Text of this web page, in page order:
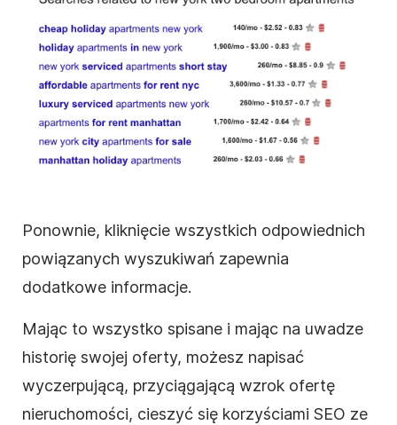
Ponownie, kliknięcie wszystkich odpowiednich
powiązanych wyszukiwań zapewnia
dodatkowe informacje.
Mając to wszystko spisane i mając na uwadze
historię swojej oferty, możesz napisać
wyczerpującą, przyciągającą wzrok ofertę
nieruchomości, cieszyć się korzyściami SEO ze